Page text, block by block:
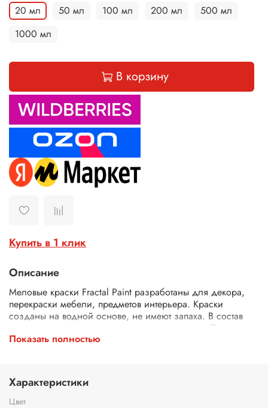
20 мл 50 мл 100 мл 200 мл
500 мл
1000 мл
В корзину
Купить в 1 клик
Описание
Меловые краски Fractal Paint разработаны для декора,
перекраски мебели, предметов интерьера. Краски
созданы на водной основе, не имеют запаха. В состав
краски входят натуральные компоненты и мел. После
высыхания окрашенная поверхность изделия становится
меловых красок тщательно очистите и обработайте
поверхность шкуркой и обезжиривающим составом. Для
Показать полностью
Характеристики
Цвет